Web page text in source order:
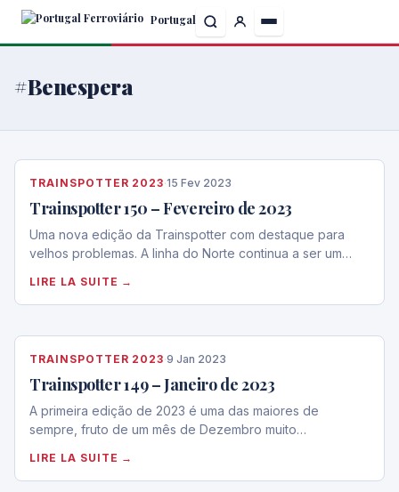
Skip
content
Portugal
#Benespera
TRAINSPOTTER 2023·15 Fev 2023
Trainspotter 150 – Fevereiro de 2023
Uma nova edição da Trainspotter com destaque para
velhos problemas. A linha do Norte continua a ser um…
LIRE LA SUITE →
TRAINSPOTTER 2023·9 Jan 2023
Trainspotter 149 – Janeiro de 2023
A primeira edição de 2023 é uma das maiores de
sempre, fruto de um mês de Dezembro muito…
LIRE LA SUITE →